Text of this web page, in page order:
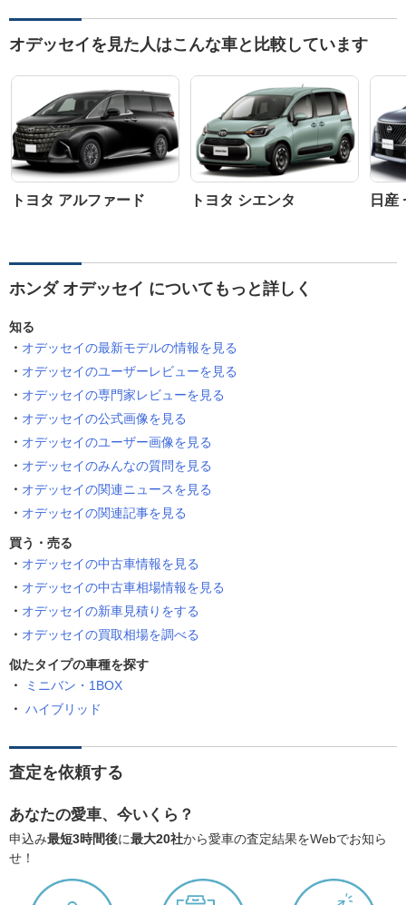
オデッセイを見た人はこんな車と比較しています
トヨタ アルファード トヨタ シエンタ 日産
ホンダ オデッセイ についてもっと詳しく
知る
オデッセイの最新モデルの情報を見る
オデッセイのユーザーレビューを見る
オデッセイの専門家レビューを見る
オデッセイの公式画像を見る
オデッセイのユーザー画像を見る
オデッセイのみんなの質問を見る
オデッセイの関連ニュースを見る
オデッセイの関連記事を見る
買う・売る
オデッセイの中古車情報を見る
オデッセイの中古車相場情報を見る
オデッセイの新車見積りをする
オデッセイの買取相場を調べる
似たタイプの車種を探す
ミニバン・1BOX
ハイブリッド
査定を依頼する
あなたの愛車、今いくら？
申込み最短3時間後に最大20社から愛車の査定結果をWebでお知ら
せ！